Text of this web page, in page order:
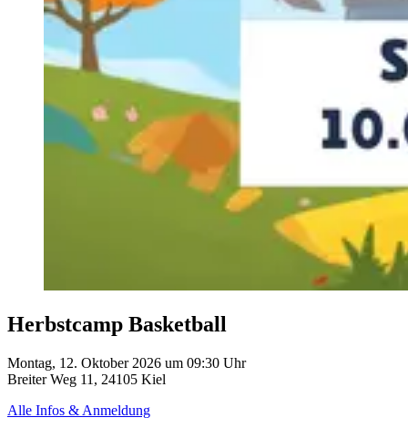
Herbstcamp Basketball
Montag, 12. Oktober 2026 um 09:30 Uhr
Breiter Weg 11, 24105 Kiel
Alle Infos & Anmeldung